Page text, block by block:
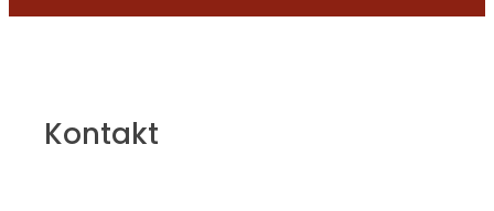
Kontakt